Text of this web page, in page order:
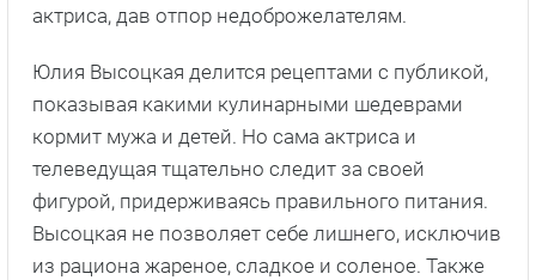
актриса, дав отпор недоброжелателям.
Юлия Высоцкая делится рецептами с публикой,
показывая какими кулинарными шедеврами
кормит мужа и детей. Но сама актриса и
телеведущая тщательно следит за своей
фигурой, придерживаясь правильного питания.
Высоцкая не позволяет себе лишнего, исключив
из рациона жареное, сладкое и соленое. Также